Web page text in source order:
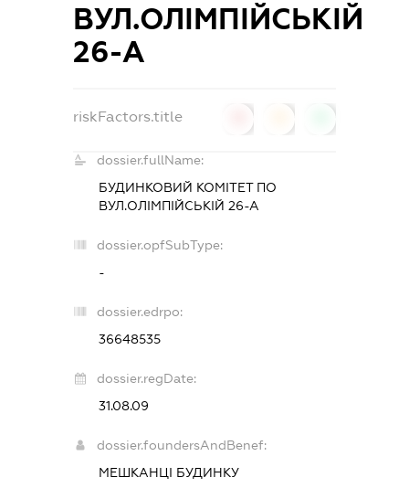
ВУЛ.ОЛІМПІЙСЬКІЙ
26-А
riskFactors.title
dossier.fullName:
БУДИНКОВИЙ КОМІТЕТ ПО
ВУЛ.ОЛІМПІЙСЬКІЙ 26-А
dossier.opfSubType:
-
dossier.edrpo:
36648535
dossier.regDate:
31.08.09
dossier.foundersAndBenef:
МЕШКАНЦІ БУДИНКУ